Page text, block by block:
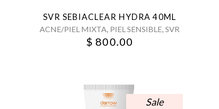
SVR SEBIACLEAR HYDRA 40ML
ACNE/PIEL MIXTA, PIEL SENSIBLE, SVR
$ 800.00
Sale